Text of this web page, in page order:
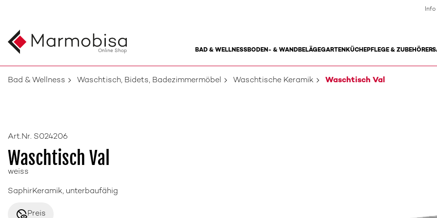
Online Shop BAD & WELLNESSBODEN- & WANDBELÄGEGARTENKÜCHEPFLEGE & ZUBEHÖR
Info
Bad & Wellness Waschtisch, Bidets, Badezimmermöbel Waschtische Keramik Waschtisch Val
Art.Nr. S024206
Waschtisch Val
weiss
SaphirKeramik, unterbaufähig
disabled_visiblePreis